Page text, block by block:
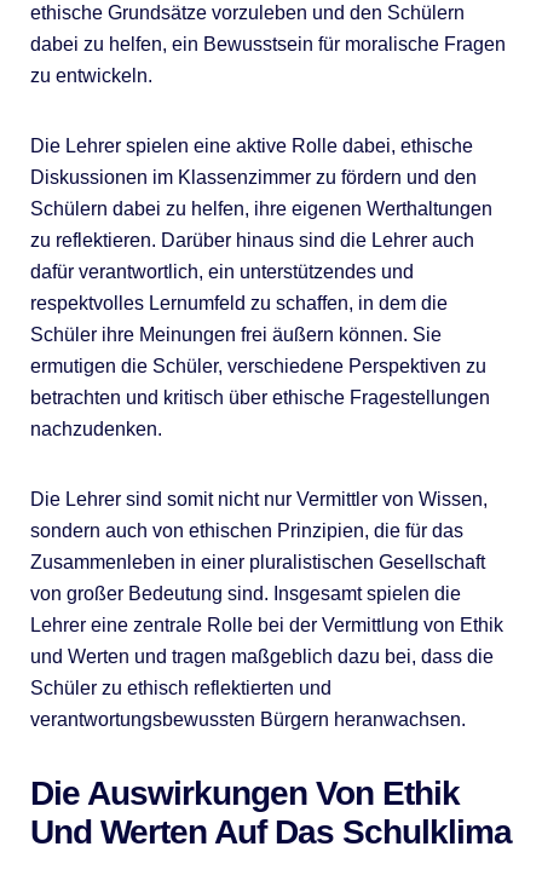
ethische Grundsätze vorzuleben und den Schülern
dabei zu helfen, ein Bewusstsein für moralische Fragen
zu entwickeln.
Die Lehrer spielen eine aktive Rolle dabei, ethische
Diskussionen im Klassenzimmer zu fördern und den
Schülern dabei zu helfen, ihre eigenen Werthaltungen
zu reflektieren. Darüber hinaus sind die Lehrer auch
dafür verantwortlich, ein unterstützendes und
respektvolles Lernumfeld zu schaffen, in dem die
Schüler ihre Meinungen frei äußern können. Sie
ermutigen die Schüler, verschiedene Perspektiven zu
betrachten und kritisch über ethische Fragestellungen
nachzudenken.
Die Lehrer sind somit nicht nur Vermittler von Wissen,
sondern auch von ethischen Prinzipien, die für das
Zusammenleben in einer pluralistischen Gesellschaft
von großer Bedeutung sind. Insgesamt spielen die
Lehrer eine zentrale Rolle bei der Vermittlung von Ethik
und Werten und tragen maßgeblich dazu bei, dass die
Schüler zu ethisch reflektierten und
verantwortungsbewussten Bürgern heranwachsen.
Die Auswirkungen Von Ethik
Und Werten Auf Das Schulklima